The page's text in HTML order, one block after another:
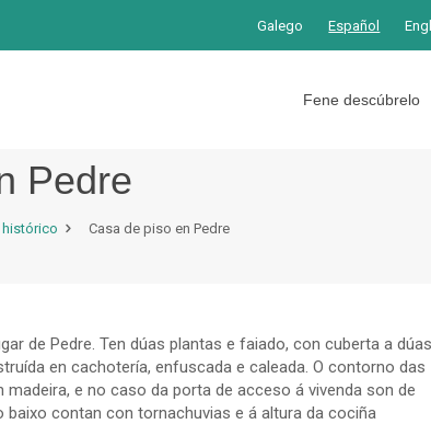
Galego Español
Fene descúbrelo
Pedre
histórico Casa de piso en Pedre
de Pedre. Ten dúas plantas e faiado, con cuberta a dúas
en cachotería, enfuscada e caleada. O contorno das
e no caso da porta de acceso á vivenda son de
contan con tornachuvias e á altura da cociña